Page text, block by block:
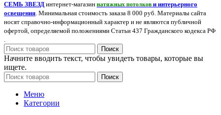
СЕМЬ ЗВЕЗД интернет-магазин натяжных потолков и интерьерного
освещения. Минимальная стоимость заказа 8 000 руб. Материалы сайта
носят справочно-информационный характер и не являются публичной
офертой, определяемой положениями Статьи 437 Гражданского кодекса РФ
.
Поиск
Начните вводить текст, чтобы увидеть товары, которые вы
ищете.
Поиск
Меню
Категории